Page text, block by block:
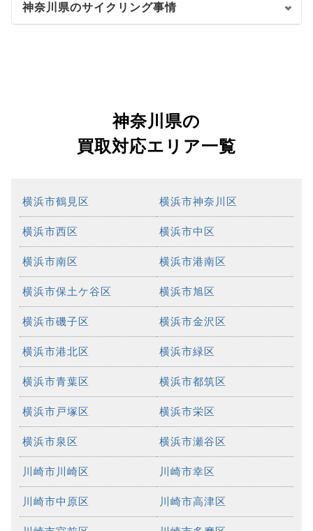
神奈川県のサイクリング事情
神奈川県の
買取対応エリア一覧
横浜市鶴見区 横浜市神奈川区
横浜市西区 横浜市中区
横浜市南区 横浜市港南区
横浜市保土ケ谷区 横浜市旭区
横浜市磯子区 横浜市金沢区
横浜市港北区 横浜市緑区
横浜市青葉区 横浜市都筑区
横浜市戸塚区 横浜市栄区
横浜市泉区 横浜市瀬谷区
川崎市川崎区 川崎市幸区
川崎市中原区 川崎市高津区